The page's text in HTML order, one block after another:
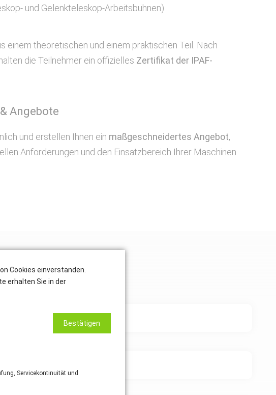
und Gelenkteleskop-Arbeitsbühnen)
einem theoretischen und einem praktischen Teil. Nach
die Teilnehmer ein offizielles Zertifikat der IPAF-
Angebote
und erstellen Ihnen ein maßgeschneidertes Angebot,
Anforderungen und den Einsatzbereich Ihrer Maschinen.
Cookies einverstanden.
erhalten Sie in der
Bestätigen
Servicekontinuität und